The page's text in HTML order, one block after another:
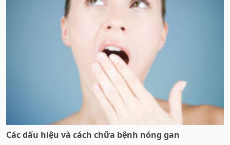
Các dấu hiệu và cách chữa bệnh nóng gan